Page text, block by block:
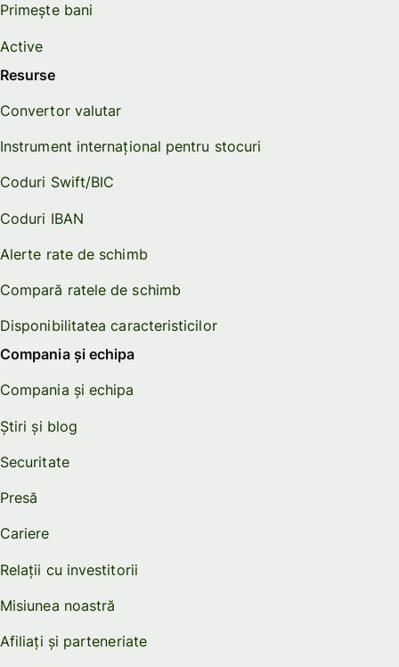
Primește bani
Active
Resurse
Convertor valutar
Instrument internațional pentru stocuri
Coduri Swift/BIC
Coduri IBAN
Alerte rate de schimb
Compară ratele de schimb
Disponibilitatea caracteristicilor
Compania și echipa
Compania și echipa
Știri și blog
Securitate
Presă
Cariere
Relații cu investitorii
Misiunea noastră
Afiliați și parteneriate